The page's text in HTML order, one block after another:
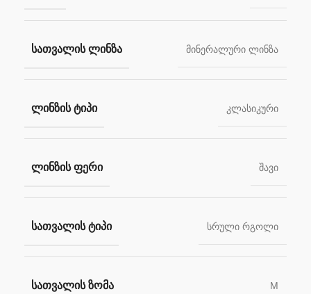
ᲡᲐᲗᲕᲐᲚᲘᲡ ᲚᲘᲜᲖᲐ მინერალური ლინზა
ᲚᲘᲜᲖᲘᲡ ᲢᲘᲞᲘ კლასიკური
ᲚᲘᲜᲖᲘᲡ ᲤᲔᲠᲘ შავი
ᲡᲐᲗᲕᲐᲚᲘᲡ ᲢᲘᲞᲘ სრული რგოლი
ᲡᲐᲗᲕᲐᲚᲘᲡ ᲖᲝᲛᲐ M